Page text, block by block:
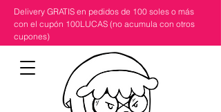
Delivery GRATIS en pedidos de 100 soles o más
con el cupón 100LUCAS (no acumula con otros
cupones)